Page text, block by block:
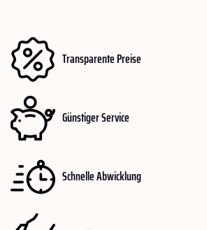
Transparente Preise
Günstiger Service
Schnelle Abwicklung